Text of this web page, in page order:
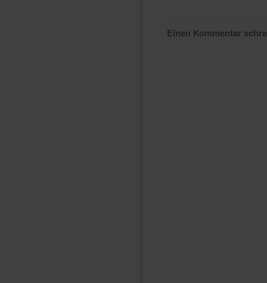
Einen Kommentar